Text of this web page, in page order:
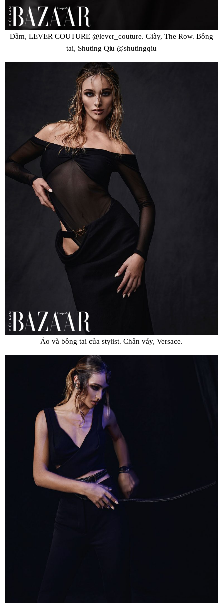
Đầm, LEVER COUTURE @lever_couture. Giày, The Row. Bông
tai, Shuting Qiu @shutingqiu
Áo và bông tai của stylist. Chân váy, Versace.